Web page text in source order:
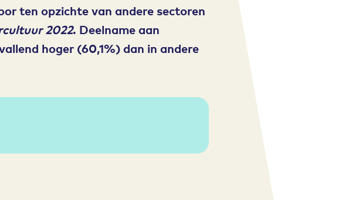
ten opzichte van andere sectoren
2022. Deelname aan
hoger (60,1%) dan in andere